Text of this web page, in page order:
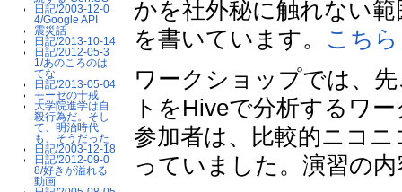
日記/2003-12-0
4/Google API
震災話
日記/2013-10-14
日記/2012-05-3
1/あのころのは
てな
日記/2013-05-04
モーゼの十戒
大学院進学は自
殺行為だ。そし
て、明治時代
も、そうだった
日記/2003-12-18
日記/2012-09-0
8/好きが溢れる
動画
かを社外秘に触れない
を書いています。 こちら
ワークショップでは、
トをHiveで分析するワ
参加者は、比較的ニコ
っていました。演習の